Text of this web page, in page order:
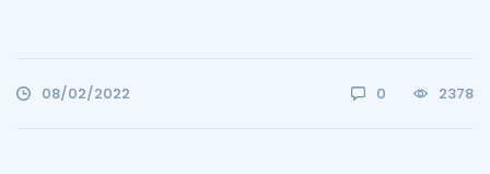
08/02/2022 0 2378